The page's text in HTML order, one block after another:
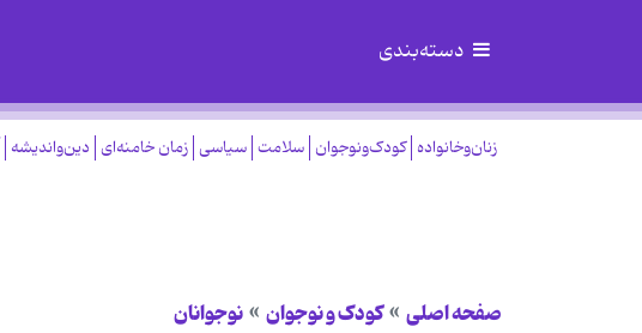
دسته‌بندی
زنان‌وخانواده کودک‌ونوجوان سلامت سیاسی زمان خامنه‌ای دین‌واندیشه
صفحه اصلی کودک و نوجوان نوجوانان